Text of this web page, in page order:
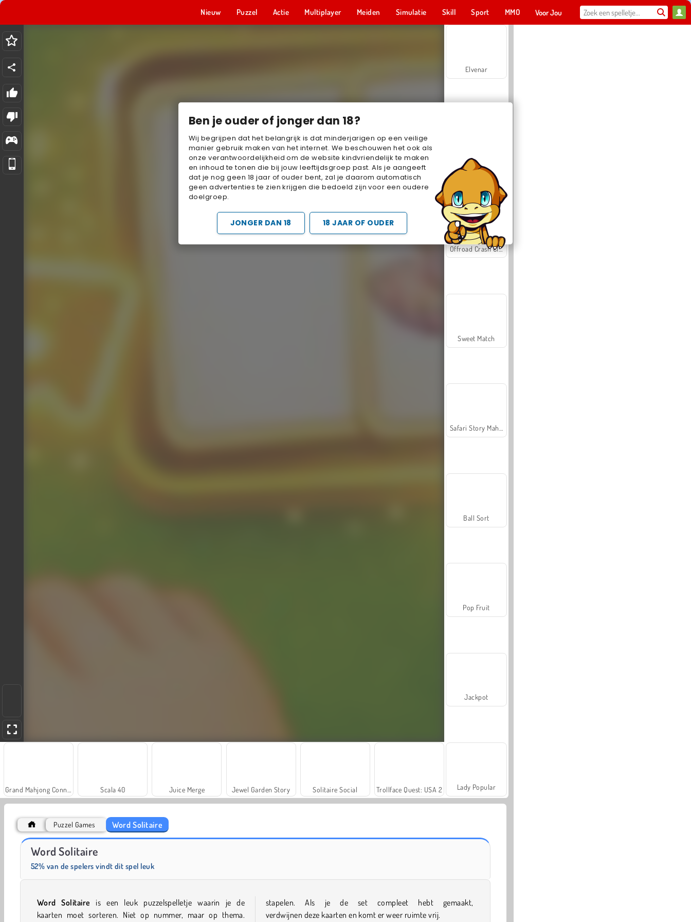
Ben je ouder of jonger dan 18?
Wij begrijpen dat het belangrijk is dat minderjarigen op een veilige
manier gebruik maken van het internet. We beschouwen het ook als
onze verantwoordelijkheid om de website kindvriendelijk te maken
en inhoud te tonen die bij jouw leeftijdsgroep past. Als je aangeeft
dat je nog geen 18 jaar of ouder bent, zal je daarom automatisch
geen advertenties te zien krijgen die bedoeld zijn voor een oudere
doelgroep.
JONGER DAN 18 18 JAAR OF OUDER
Nieuw Puzzel Actie Multiplayer Meiden Simulatie Skill Sport MMO Voor Jou
Scala 40 Juice Merge Jewel Garden Story Solitaire Social Trollface Quest: USA 2
Elvenar
Offroad Crash Climber 4X4
Sweet Match
Ball Sort
Pop Fruit
Jackpot
Lady Popular
Puzzel Games Word Solitaire
Word Solitaire
52% van de spelers vindt dit spel leuk
Word Solitaire is een leuk puzzelspelletje waarin je de
kaarten moet sorteren. Niet op nummer, maar op thema.
stapelen. Als je de set compleet hebt gemaakt,
verdwijnen deze kaarten en komt er weer ruimte vrij.